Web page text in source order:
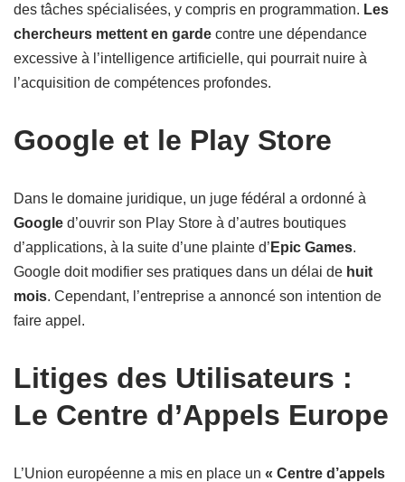
des tâches spécialisées, y compris en programmation. Les
chercheurs mettent en garde contre une dépendance
excessive à l’intelligence artificielle, qui pourrait nuire à
l’acquisition de compétences profondes.
Google et le Play Store
Dans le domaine juridique, un juge fédéral a ordonné à
Google d’ouvrir son Play Store à d’autres boutiques
d’applications, à la suite d’une plainte d’ Epic Games.
Google doit modifier ses pratiques dans un délai de huit
mois. Cependant, l’entreprise a annoncé son intention de
faire appel.
Litiges des Utilisateurs :
Le Centre d’Appels Europe
L’Union européenne a mis en place un « Centre d’appels